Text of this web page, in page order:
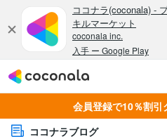
会員登録で10％割引
ココナラブログ